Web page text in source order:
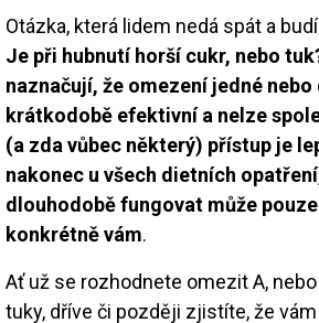
Otázka, která lidem nedá spát a
Je při hubnutí horší cukr, nebo
naznačují, že omezení jedné
krátkodobě efektivní a nelze
(a zda vůbec některý) přístup je
nakonec u všech dietních
dlouhodobě fungovat může
konkrétně vám.
Ať už se rozhodnete omezit A,
tuky, dříve či později zjistíte, že